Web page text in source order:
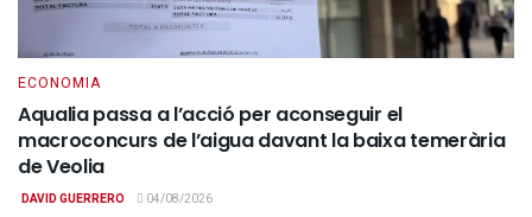
ECONOMIA
Aqualia passa a l’acció per aconseguir el
macroconcurs de l’aigua davant la baixa temerària
de Veolia
DAVID GUERRERO 04/08/2026